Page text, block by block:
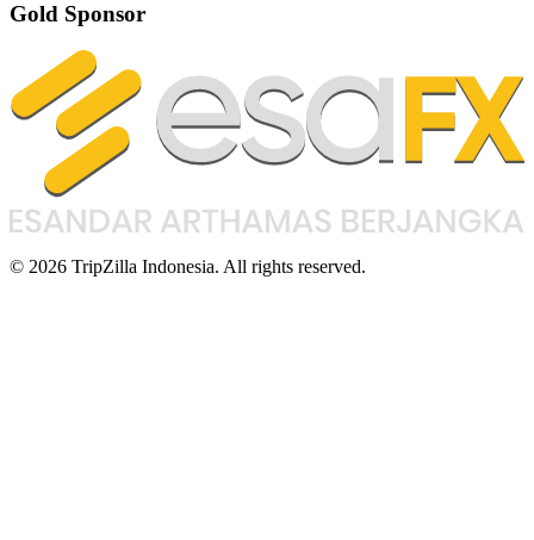
Gold Sponsor
© 2026 TripZilla Indonesia. All rights reserved.